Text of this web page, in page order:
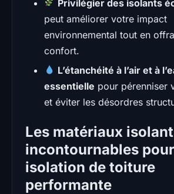
Privilégier des isolants
peut améliorer votre impact
environnemental tout en
confort.
L’étanchéité à l’air et à
essentielle pour pérenniser
et éviter les désordres
Les matériaux
incontournables
isolation de toiture
performante